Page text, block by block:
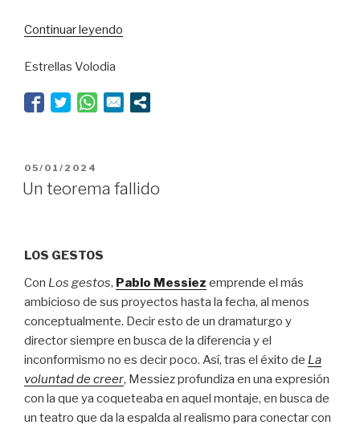
Continuar leyendo
vitamina
Estrellas Volodia
PUBLICADO
EL
05/01/2024
Un teorema fallido
LOS GESTOS
Con Los gestos, Pablo Messiez emprende el más
ambicioso de sus proyectos hasta la fecha, al menos
conceptualmente. Decir esto de un dramaturgo y
director siempre en busca de la diferencia y el
inconformismo no es decir poco. Así, tras el éxito de La
voluntad de creer, Messiez profundiza en una expresión
con la que ya coqueteaba en aquel montaje, en busca de
un teatro que da la espalda al realismo para conectar con